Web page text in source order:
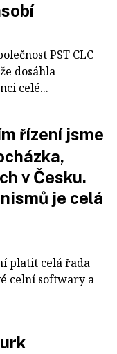
PST CLC
dosáhla
celé...
řízení jsme
v Česku.
je celá
platit celá řada
celní softwary a